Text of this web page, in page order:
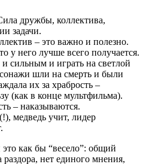
дружбы, коллектива,
задачи.
– это важно и полезно.
у него лучше всего получается.
сильным и играть на светлой
шли на смерть и были
их за храбрость –
(как в конце мультфильма).
– наказываются.
медведь учит, лидер
это как бы “весело”: общий
нет единого мнения,